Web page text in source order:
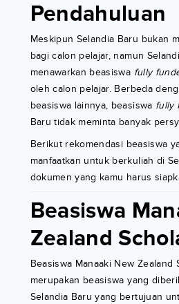
Pendahuluan
Meskipun Selandia Baru bukan
bagi calon pelajar, namun
menawarkan beasiswa fully
oleh calon pelajar. Berbeda
beasiswa lainnya, beasiswa fully
Baru tidak meminta banyak
Berikut rekomendasi beasiswa
manfaatkan untuk berkuliah di
dokumen yang kamu harus
Beasiswa
Zealand
Beasiswa Manaaki New Zealand
merupakan beasiswa yang
Selandia Baru yang bertujuan